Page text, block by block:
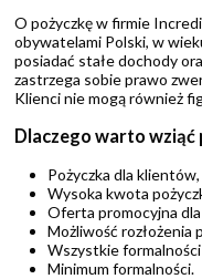
O pożyczkę w firmie
obywatelami Polski, w
posiadać stałe dochody
zastrzega sobie prawo
Klienci nie mogą również
Dlaczego warto
Pożyczka dla
Wysoka kwota
Oferta promocyjna
Możliwość rozłożenia
Wszystkie
Minimum formalności.